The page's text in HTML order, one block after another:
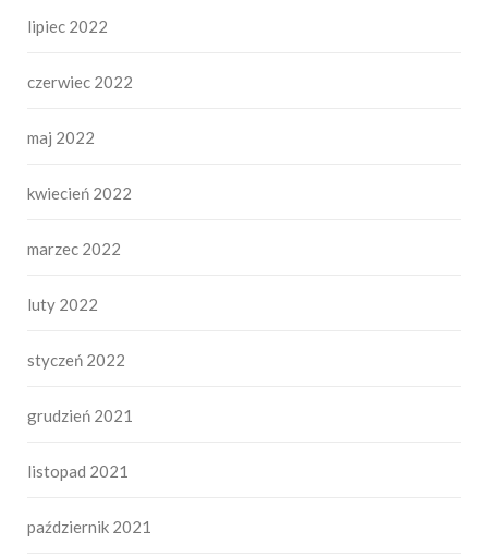
lipiec 2022
czerwiec 2022
maj 2022
kwiecień 2022
marzec 2022
luty 2022
styczeń 2022
grudzień 2021
listopad 2021
październik 2021